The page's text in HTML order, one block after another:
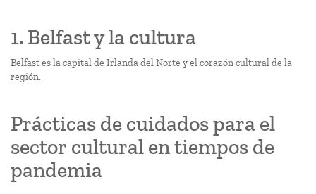
1. Belfast y la cultura
Belfast es la capital de Irlanda del Norte y el corazón cultural de la
región.
Prácticas de cuidados para el
sector cultural en tiempos de
pandemia